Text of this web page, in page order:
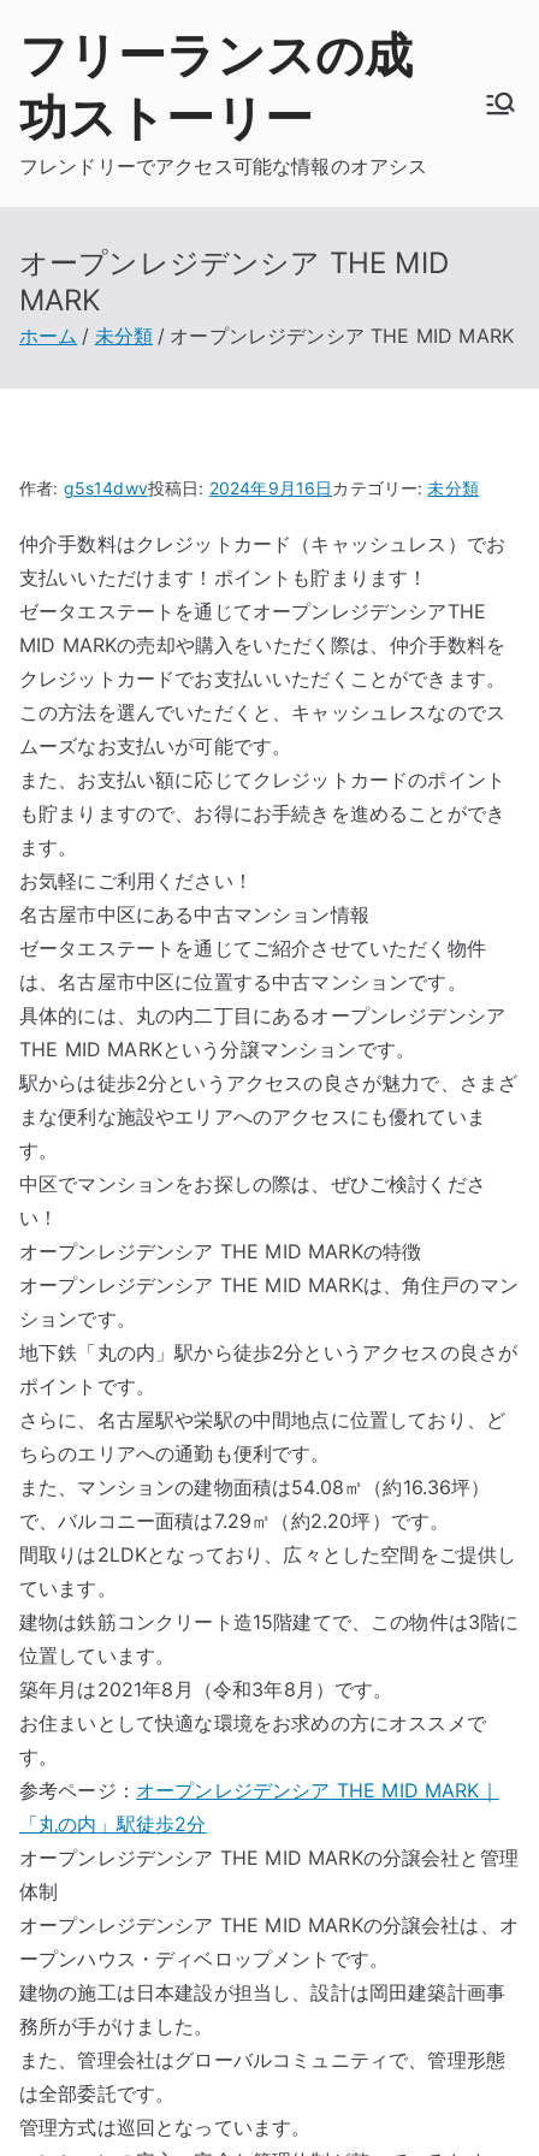
フリーランスの成
功ストーリー
フレンドリーでアクセス可能な情報のオアシス
オープンレジデンシア THE MID
MARK
ホーム 未分類 オープンレジデンシア THE MID MARK
作者: g5s14dwv投稿日: 2024年9月16日カテゴリー:未分類
仲介手数料はクレジットカード（キャッシュレス）でお
支払いいただけます！ポイントも貯まります！
ゼータエステートを通じてオープンレジデンシアTHE
MID MARKの売却や購入をいただく際は、仲介手数料を
クレジットカードでお支払いいただくことができます。
この方法を選んでいただくと、キャッシュレスなのでス
ムーズなお支払いが可能です。
また、お支払い額に応じてクレジットカードのポイント
も貯まりますので、お得にお手続きを進めることができ
ます。
お気軽にご利用ください！
名古屋市中区にある中古マンション情報
ゼータエステートを通じてご紹介させていただく物件
は、名古屋市中区に位置する中古マンションです。
具体的には、丸の内二丁目にあるオープンレジデンシア
THE MID MARKという分譲マンションです。
駅からは徒歩2分というアクセスの良さが魅力で、さまざ
まな便利な施設やエリアへのアクセスにも優れていま
す。
中区でマンションをお探しの際は、ぜひご検討くださ
い！
オープンレジデンシア THE MID MARKの特徴
オープンレジデンシア THE MID MARKは、角住戸のマン
ションです。
地下鉄「丸の内」駅から徒歩2分というアクセスの良さが
ポイントです。
さらに、名古屋駅や栄駅の中間地点に位置しており、ど
ちらのエリアへの通勤も便利です。
また、マンションの建物面積は54.08㎡（約16.36坪）
で、バルコニー面積は7.29㎡（約2.20坪）です。
間取りは2LDKとなっており、広々とした空間をご提供し
ています。
建物は鉄筋コンクリート造15階建てで、この物件は3階に
位置しています。
築年月は2021年8月（令和3年8月）です。
お住まいとして快適な環境をお求めの方にオススメで
す。
参考ページ： オープンレジデンシア THE MID MARK｜
「丸の内」駅徒歩2分
オープンレジデンシア THE MID MARKの分譲会社と管理
体制
オープンレジデンシア THE MID MARKの分譲会社は、オ
ープンハウス・ディベロップメントです。
建物の施工は日本建設が担当し、設計は岡田建築計画事
務所が手がけました。
また、管理会社はグローバルコミュニティで、管理形態
は全部委託です。
管理方式は巡回となっています。